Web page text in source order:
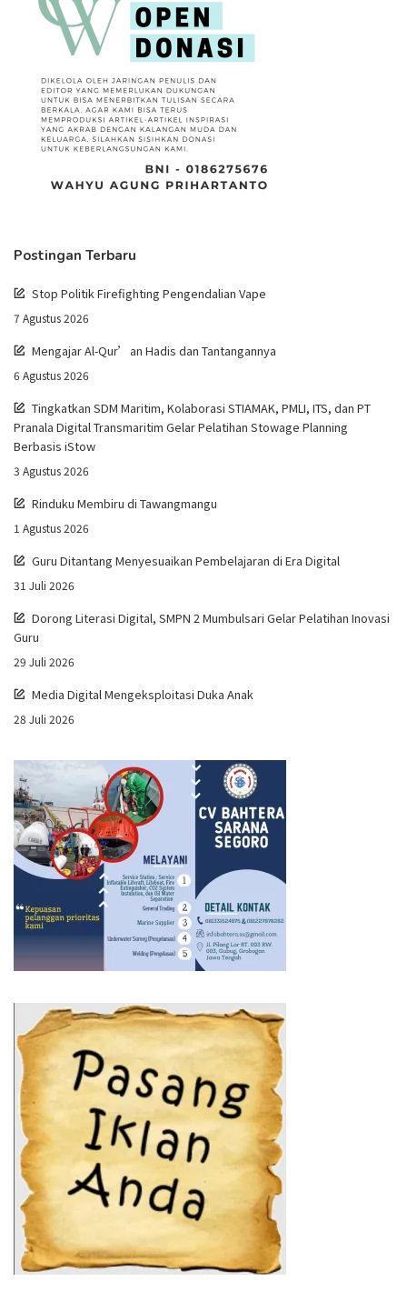
Postingan Terbaru
Stop Politik Firefighting Pengendalian Vape
7 Agustus 2026
Mengajar Al-Qur’an Hadis dan Tantangannya
6 Agustus 2026
Tingkatkan SDM Maritim, Kolaborasi STIAMAK, PMLI, ITS, dan PT
Pranala Digital Transmaritim Gelar Pelatihan Stowage Planning
Berbasis iStow
3 Agustus 2026
Rinduku Membiru di Tawangmangu
1 Agustus 2026
Guru Ditantang Menyesuaikan Pembelajaran di Era Digital
31 Juli 2026
Dorong Literasi Digital, SMPN 2 Mumbulsari Gelar Pelatihan Inovasi
Guru
29 Juli 2026
Media Digital Mengeksploitasi Duka Anak
28 Juli 2026